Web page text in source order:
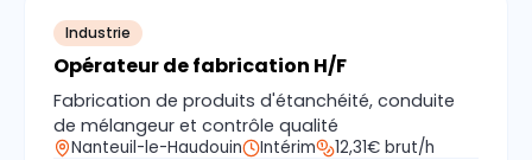
Industrie
Opérateur de fabrication H/F
Fabrication de produits d'étanchéité, conduite
de mélangeur et contrôle qualité
Nanteuil-le-Haudouin Intérim 12,31€ brut/h